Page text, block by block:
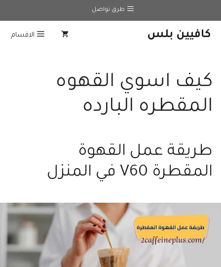
المحتوى
طرق تواصل
كافيين بلس الاقسام
كيف اسوي القهوه
المقطره البارده
طريقة عمل القهوة
المقطرة V60 في المنزل